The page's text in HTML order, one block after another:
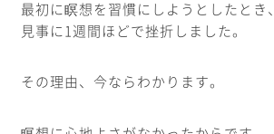
最初に瞑想を習慣にしようとしたとき、
見事に1週間ほどで挫折しました。
その理由、今ならわかります。